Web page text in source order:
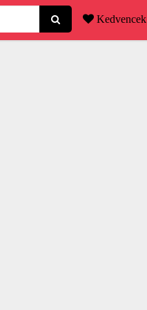
Kedvencek